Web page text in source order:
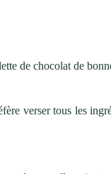
de chocolat de
verser tous les